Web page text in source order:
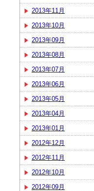
2013年11月
2013年10月
2013年09月
2013年08月
2013年07月
2013年06月
2013年05月
2013年04月
2013年01月
2012年12月
2012年11月
2012年10月
2012年09月